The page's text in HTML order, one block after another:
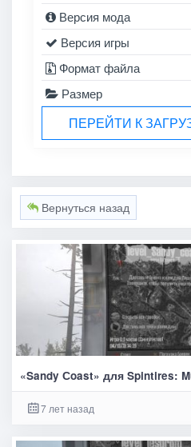
Версия мода
Версия игры
Формат файла
Размер
ПЕРЕЙТИ К
Вернуться назад
«Sandy Сoast» для Spintires:
7 лет назад